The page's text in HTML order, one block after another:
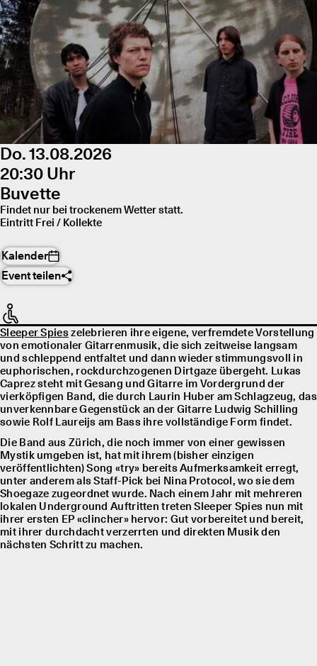
Do. 13.08.2026
20:30 Uhr
Buvette
Findet nur bei trockenem Wetter statt.
Eintritt Frei / Kollekte
Kalender
Event teilen
Sleeper Spieszelebrieren ihre eigene, verfremdete Vorstellung
von emotionaler Gitarrenmusik, die sich zeitweise langsam
und schleppend entfaltet und dann wieder stimmungsvoll in
euphorischen, rockdurchzogenen Dirtgaze übergeht. Lukas
Caprez steht mit Gesang und Gitarre im Vordergrund der
vierköpfigen Band, die durch Laurin Huber am Schlagzeug, das
unverkennbare Gegenstück an der Gitarre Ludwig Schilling
sowie Rolf Laureĳs am Bass ihre vollständige Form findet.
Die Band aus Zürich, die noch immer von einer gewissen
Mystik umgeben ist, hat mit ihrem (bisher einzigen
veröffentlichten) Song «try» bereits Aufmerksamkeit erregt,
unter anderem als Staff-Pick bei Nina Protocol, wo sie dem
Shoegaze zugeordnet wurde. Nach einem Jahr mit mehreren
lokalen Underground Auftritten treten Sleeper Spies nun mit
ihrer ersten EP «clincher» hervor: Gut vorbereitet und bereit,
mit ihrer durchdacht verzerrten und direkten Musik den
nächsten Schritt zu machen.